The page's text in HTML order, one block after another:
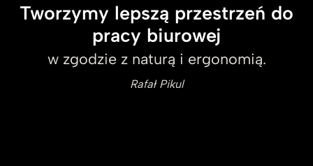
Tworzymy lepszą przestrzeń do
pracy biurowej
w zgodzie z naturą i ergonomią.
Rafał Pikul